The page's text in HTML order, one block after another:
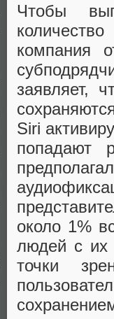
Чтобы
компания
заявляет,
Siri
попадают
около 1%
людей с их
точки